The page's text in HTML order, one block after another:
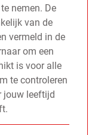
nemen. De
van de
vermeld in de
om een
is voor alle
te controleren
jouw leeftijd